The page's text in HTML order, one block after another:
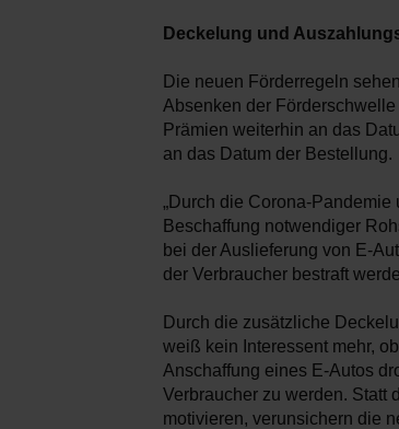
Deckelung und
Die neuen Förderregeln
Absenken der
Prämien weiterhin an das
an das Datum der Bestellung.
„Durch die Corona-
Beschaffung notwendiger
bei der Auslieferung von E-
der Verbraucher bestraft
Durch die zusätzliche
weiß kein Interessent mehr,
Anschaffung eines E-Autos
Verbraucher zu werden. Statt
motivieren, verunsichern die